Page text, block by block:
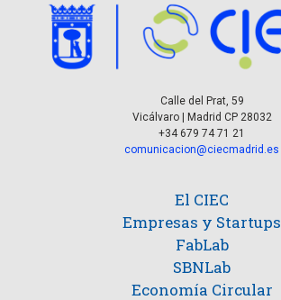
Calle del Prat, 59
Vicálvaro | Madrid CP 28032
+34 679 74 71 21
comunicacion@ciecmadrid.es
El CIEC
Empresas y Startups
FabLab
SBNLab
Economía Circular